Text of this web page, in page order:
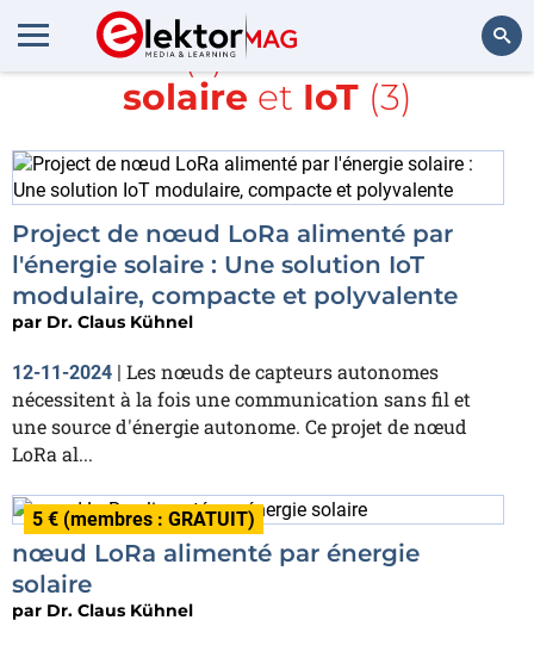
Article(s) avec la balise
solaire et IoT(3)
Project de nœud LoRa alimenté par
l'énergie solaire : Une solution IoT
modulaire, compacte et polyvalente
par Dr. Claus Kühnel
12-11-2024 | Les nœuds de capteurs autonomes
nécessitent à la fois une communication sans fil et
une source d'énergie autonome. Ce projet de nœud
LoRa al...
5 € (membres : GRATUIT)
nœud LoRa alimenté par énergie
solaire
par Dr. Claus Kühnel